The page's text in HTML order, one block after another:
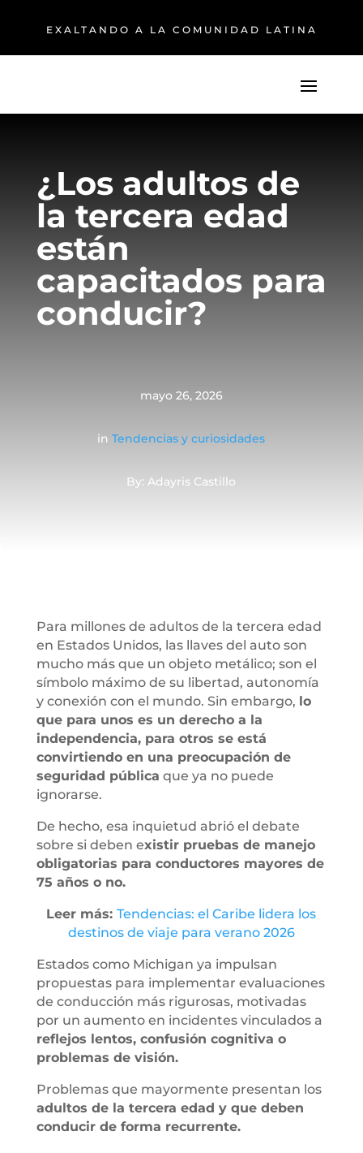
EXALTANDO A LA COMUNIDAD LATINA
¿Los adultos de
la tercera edad
están
capacitados para
conducir?
mayo 26, 2026
inTendencias y curiosidades
By: Adayris Castillo
Para millones de adultos de la tercera edad
en Estados Unidos, las llaves del auto son
mucho más que un objeto metálico; son el
símbolo máximo de su libertad, autonomía
y conexión con el mundo. Sin embargo, lo
que para unos es un derecho a la
independencia, para otros se está
convirtiendo en una preocupación de
seguridad pública que ya no puede
ignorarse.
De hecho, esa inquietud abrió el debate
sobre si deben existir pruebas de manejo
obligatorias para conductores mayores de
75 años o no.
Leer más:Tendencias: el Caribe lidera los
destinos de viaje para verano 2026
Estados como Michigan ya impulsan
propuestas para implementar evaluaciones
de conducción más rigurosas, motivadas
por un aumento en incidentes vinculados a
reflejos lentos, confusión cognitiva o
problemas de visión.
Problemas que mayormente presentan los
adultos de la tercera edad y que deben
conducir de forma recurrente.